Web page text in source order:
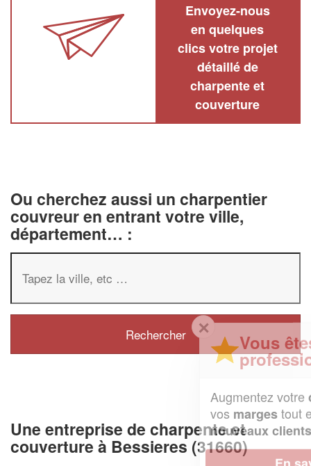
Envoyez-nous
en quelques
clics votre projet
détaillé de
charpente et
couverture
Ou cherchez aussi un charpentier
couvreur en entrant votre ville,
département… :
Une entreprise de charpente et
couverture à Bessieres (31660)
Vous êtes un
professionnel ?
chiffre d'affaireset
tout en gagnant de
nouveaux clients!